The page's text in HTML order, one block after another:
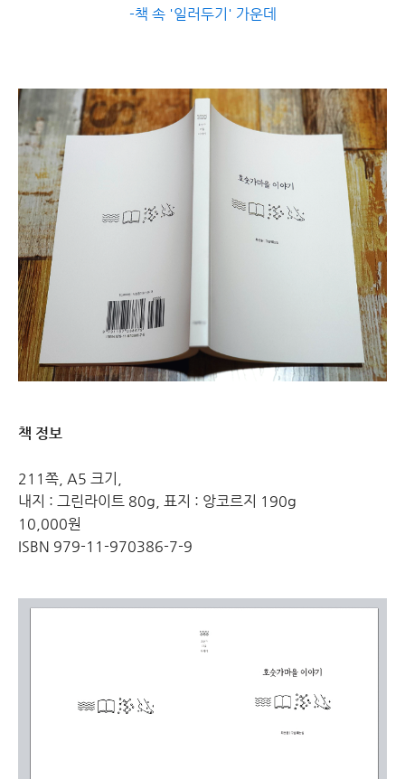
-책 속 '일러두기' 가운데
책 정보
211쪽, A5 크기,
내지 : 그린라이트 80g, 표지 : 앙코르지 190g
10,000원
ISBN 979-11-970386-7-9